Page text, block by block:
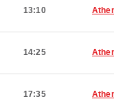
13:10
14:25
17:35